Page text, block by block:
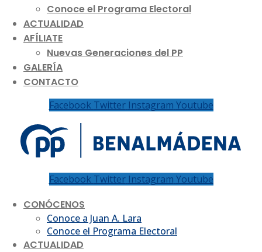
Conoce el Programa Electoral
ACTUALIDAD
AFÍLIATE
Nuevas Generaciones del PP
GALERÍA
CONTACTO
Facebook Twitter Instagram Youtube
Facebook Twitter Instagram Youtube
CONÓCENOS
Conoce a Juan A. Lara
Conoce el Programa Electoral
ACTUALIDAD